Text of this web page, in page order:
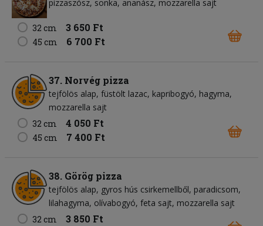
pizzaszósz sonka ananász mozzarella sajt
32 cm 3 650 Ft
45 cm 6 700 Ft
37. Norvég pizza
tejfölös alap füstölt lazac kapribogyó hagyma
mozzarella sajt
32 cm
4 050 Ft
45 cm 7 400 Ft
38. Görög pizza
tejfölös alap gyros hús csirkemellből paradicsom
lilahagyma olívabogyó feta sajt mozzarella sajt
32 cm
3 850 Ft